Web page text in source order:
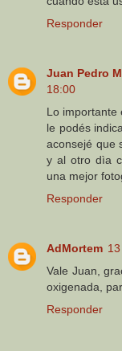
Responder
Juan Pedro
18:00
Lo importante
le podés
aconsejé que
y al otro dìa
una mejor
Responder
AdMortem
Vale Juan,
oxigenada,
Responder